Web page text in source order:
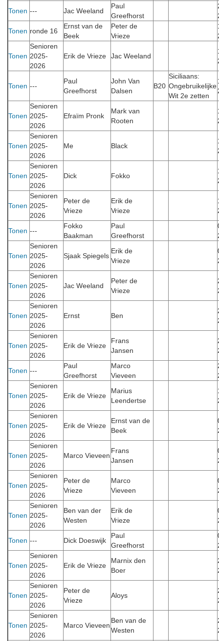
Tonen --- Jac Weeland
Paul
Greefhorst
Tonen ronde 16
Ernst van de
Beek
Peter de
Vrieze
Tonen
Senioren
2025-
2026
Erik de Vrieze Jac Weeland
Tonen ---
Paul
Greefhorst
John Van
Dalsen
B20
Siciliaans:
Ongebruikelijke
Wit 2e zetten
Tonen
Senioren
2025-
2026
Efraïm Pronk
Mark van
Rooten
Tonen
Senioren
2025-
2026
Me Black
Tonen
Senioren
2025-
2026
Dick Fokko
Tonen
Senioren
2025-
2026
Peter de
Vrieze
Erik de
Vrieze
Tonen ---
Fokko
Baakman
Paul
Greefhorst
Tonen
Senioren
2025-
2026
Sjaak Spiegels
Erik de
Vrieze
Tonen
Senioren
2025-
2026
Jac Weeland
Peter de
Vrieze
Tonen
Senioren
2025-
2026
Ernst Ben
Tonen
Senioren
2025-
2026
Erik de Vrieze
Frans
Jansen
Tonen ---
Paul
Greefhorst
Marco
Vieveen
Tonen
Senioren
2025-
2026
Erik de Vrieze
Marius
Leendertse
Tonen
Senioren
2025-
2026
Erik de Vrieze
Ernst van de
Beek
Tonen
Senioren
2025-
2026
Marco Vieveen
Frans
Jansen
Tonen
Senioren
2025-
2026
Peter de
Vrieze
Marco
Vieveen
Tonen
Senioren
2025-
2026
Ben van der
Westen
Erik de
Vrieze
Tonen --- Dick Doeswijk
Paul
Greefhorst
Tonen
Senioren
2025-
2026
Erik de Vrieze
Marnix den
Boer
Tonen
Senioren
2025-
2026
Peter de
Vrieze
Aloys
Tonen
Senioren
2025-
2026
Marco Vieveen
Ben van de
Westen